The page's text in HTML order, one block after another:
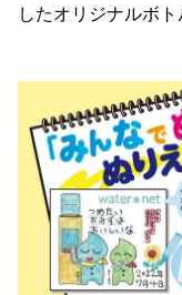
したオリジナルボト